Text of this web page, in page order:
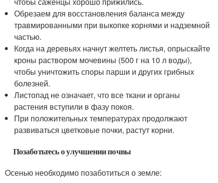
Обрезаем для восстановления баланса между
травмированными при выкопке корнями и надземной
частью.
Когда на деревьях начнут желтеть листья, опрыскайте
кроны раствором мочевины (500 г на 10 л воды),
чтобы уничтожить споры парши и других грибных
болезней.
Листопад не означает, что все ткани и органы
растения вступили в фазу покоя.
При положительных температурах продолжают
развиваться цветковые почки, растут корни.
Позаботьтесь о улучшении почвы
Осенью необходимо позаботиться о земле: